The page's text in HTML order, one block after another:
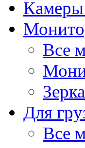
Камеры
Все
Для
Все